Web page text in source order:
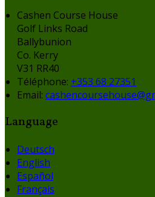
Cashen Course House
Golf Links Road
Ballybunion
Co. Kerry
V31 RR40
Téléphone: +353 68 27351
Email:
Language
Deutsch
English
Español
Français